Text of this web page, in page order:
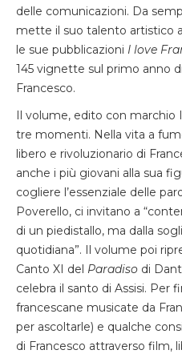
delle comunicazioni. Da
mette il suo talento artistico
le sue pubblicazioni I love
145 vignette sul primo anno
Francesco.
Il volume, edito con marchio
tre momenti. Nella vita a
libero e rivoluzionario di
anche i più giovani alla sua
cogliere l’essenziale delle
Poverello, ci invitano a
di un piedistallo, ma dalla
quotidiana”. Il volume poi
Canto XI del Paradiso di
celebra il santo di Assisi. Per
francescane musicate da
per ascoltarle) e qualche
di Francesco attraverso film,